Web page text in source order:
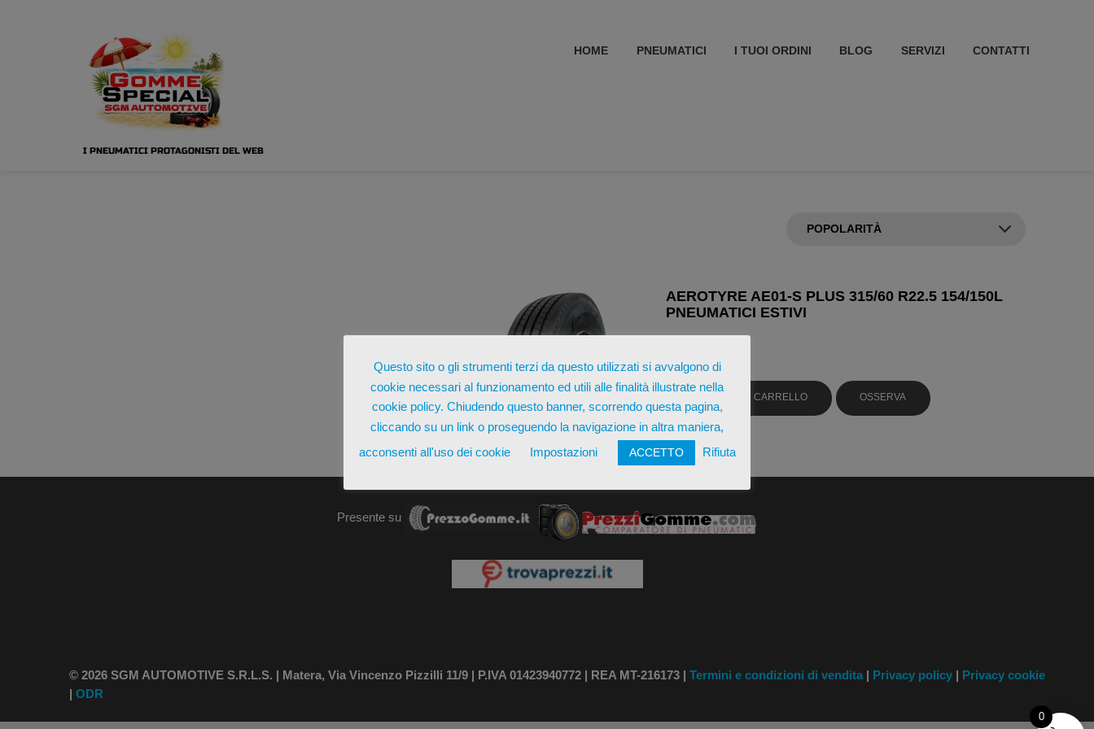
I PNEUMATICI PROTAGONISTI DEL WEB
HOME PNEUMATICI I TUOI ORDINI BLOG SERVIZI CONTATTI
AEROTYRE AE01-S PLUS 315/60 R22.5 154/150L
PNEUMATICI ESTIVI
AGGIUNGI AL CARRELLO OSSERVA
Presente su
© 2026 SGM AUTOMOTIVE S.R.L.S. | Matera, Via Vincenzo Pizzilli 11/9 | P.IVA 01423940772 | REA MT-216173 | Termini e condizioni di vendita | Privacy policy | Privacy cookie
| ODR
Questo sito o gli strumenti terzi da questo utilizzati si avvalgono di
cookie necessari al funzionamento ed utili alle finalità illustrate nella
cookie policy. Chiudendo questo banner, scorrendo questa pagina,
cliccando su un link o proseguendo la navigazione in altra maniera,
acconsenti all'uso dei cookie
Impostazioni ACCETTO Rifiuta
0